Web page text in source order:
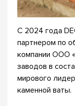
С 2024 года
партнером по
компании ООО
заводов в
мирового
каменной ваты.